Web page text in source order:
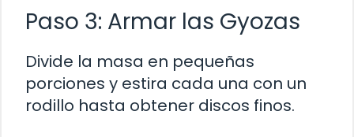
Paso 3: Armar las Gyozas
Divide la masa en pequeñas
porciones y estira cada una con un
rodillo hasta obtener discos finos.